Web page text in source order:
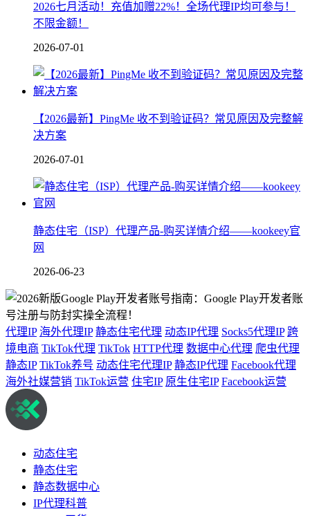
2026七月活动！充值加赠22%！全场代理IP均可参与！
不限金额！
2026-07-01
【2026最新】PingMe 收不到验证码？常见原因及完整解
决方案
2026-07-01
静态住宅（ISP）代理产品-购买详情介绍——kookeey官
网
2026-06-23
代理IP 海外代理IP 静态住宅代理 动态IP代理 Socks5代理IP 跨
境电商 TikTok代理 TikTok HTTP代理 数据中心代理 爬虫代理
静态IP TikTok养号 动态住宅代理IP 静态IP代理 Facebook代理
海外社媒营销 TikTok运营 住宅IP 原生住宅IP Facebook运营
动态住宅
静态住宅
静态数据中心
IP代理科普